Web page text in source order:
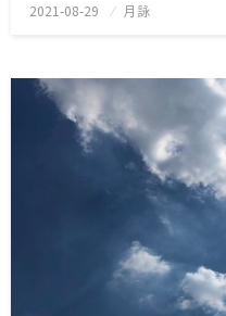
投
2021-08-29 月詠